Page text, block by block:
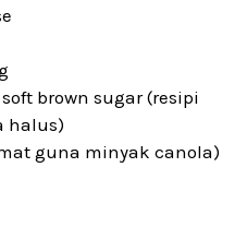
brown sugar (resipi
halus)
guna minyak canola)